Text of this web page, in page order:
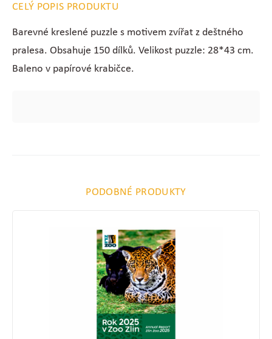
CELÝ POPIS PRODUKTU
Barevné kreslené puzzle s motivem zvířat z deštného
pralesa. Obsahuje 150 dílků. Velikost puzzle: 28*43 cm.
Baleno v papírové krabičce.
PODOBNÉ PRODUKTY